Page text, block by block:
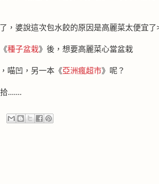
，婆說這次包水餃的原因是高麗菜太便宜了
種子盆栽》後，想要高麗菜心當盆栽
喵凹，另一本《亞洲瘋超市》呢？
.......